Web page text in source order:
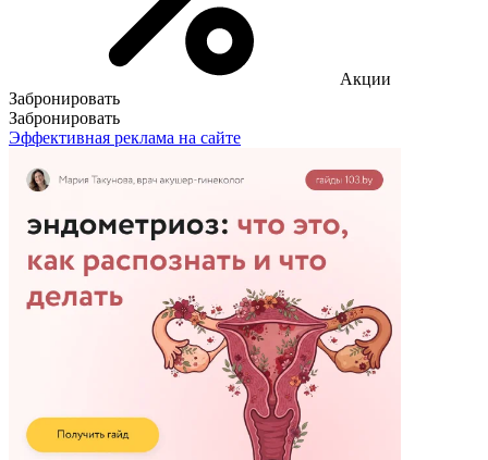
Акции
Забронировать
Забронировать
Эффективная реклама на сайте